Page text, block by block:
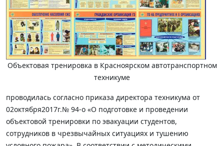
Объектовая тренировка в Красноярском автотранспортном
техникуме
проводилась согласно приказа директора техникума от
02октября2017г.№ 94-о «О подготовке и проведении
объектовой тренировки по эвакуации студентов,
сотрудников в чрезвычайных ситуациях и тушению